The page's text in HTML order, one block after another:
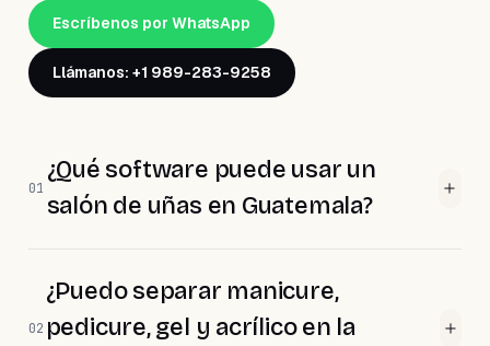
Escríbenos por WhatsApp
Llámanos: +1 989-283-9258
01
¿Qué software puede usar un
salón de uñas en Guatemala?
02
¿Puedo separar manicure,
pedicure, gel y acrílico en la